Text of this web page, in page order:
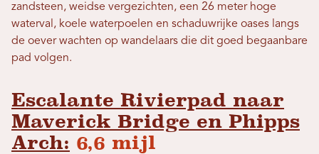
zandsteen, weidse vergezichten, een 26 meter hoge
waterval, koele waterpoelen en schaduwrijke oases langs
de oever wachten op wandelaars die dit goed begaanbare
pad volgen.
Escalante Rivierpad naar
Maverick Bridge en Phipps
Arch: 6,6 mijl